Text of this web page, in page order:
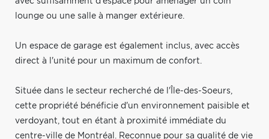
lounge ou une salle à manger extérieure.
Un espace de garage est également inclus, avec accès
direct à l'unité pour un maximum de confort.
Située dans le secteur recherché de l'Île-des-Soeurs,
cette propriété bénéficie d'un environnement paisible et
verdoyant, tout en étant à proximité immédiate du
centre-ville de Montréal. Reconnue pour sa qualité de vie